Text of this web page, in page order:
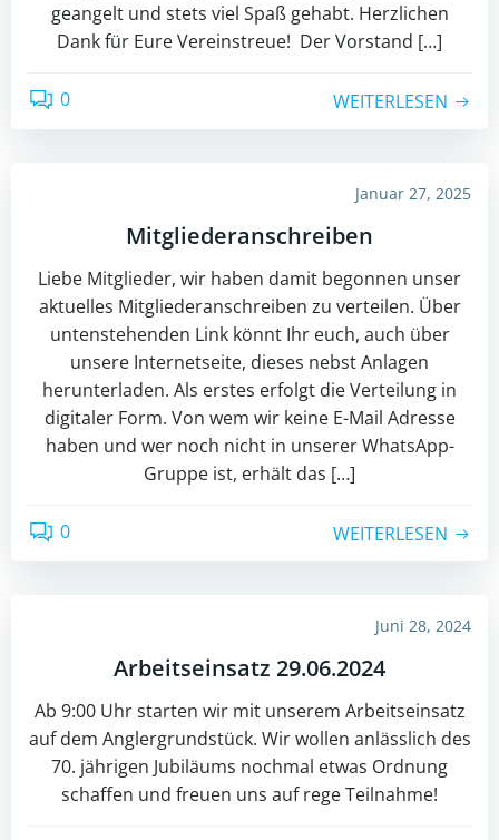
geangelt und stets viel Spaß gehabt. Herzlichen
Dank für Eure Vereinstreue! Der Vorstand […]
0 WEITERLESEN
Januar 27, 2025
Mitgliederanschreiben
Liebe Mitglieder, wir haben damit begonnen unser
aktuelles Mitgliederanschreiben zu verteilen. Über
untenstehenden Link könnt Ihr euch, auch über
unsere Internetseite, dieses nebst Anlagen
herunterladen. Als erstes erfolgt die Verteilung in
digitaler Form. Von wem wir keine E-Mail Adresse
haben und wer noch nicht in unserer WhatsApp-
Gruppe ist, erhält das […]
0 WEITERLESEN
Juni 28, 2024
Arbeitseinsatz 29.06.2024
Ab 9:00 Uhr starten wir mit unserem Arbeitseinsatz
auf dem Anglergrundstück. Wir wollen anlässlich des
70. jährigen Jubiläums nochmal etwas Ordnung
schaffen und freuen uns auf rege Teilnahme!